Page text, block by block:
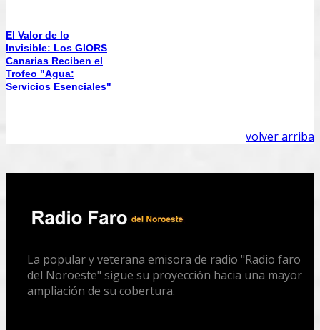
El Valor de lo
Invisible: Los GIORS
Canarias Reciben el
Trofeo "Agua:
Servicios Esenciales"
volver arriba
La popular y veterana emisora de radio "Radio faro
del Noroeste" sigue su proyección hacia una mayor
ampliación de su cobertura.